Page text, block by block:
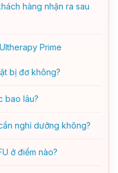
hàng nhận ra sau
Prime
bị đơ không?
bao lâu?
nghỉ dưỡng không?
ở điểm nào?